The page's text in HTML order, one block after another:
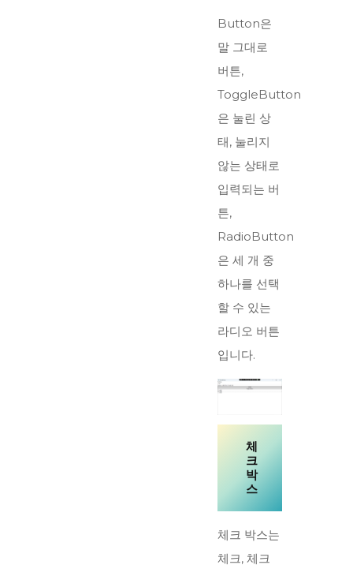
Button은
말 그대로
버튼,
ToggleButton
은 눌린 상
태, 눌리지
않는 상태로
입력되는 버
튼,
RadioButton
은 세 개 중
하나를 선택
할 수 있는
라디오 버튼
입니다.
체
크
박
스
체크 박스는
체크, 체크